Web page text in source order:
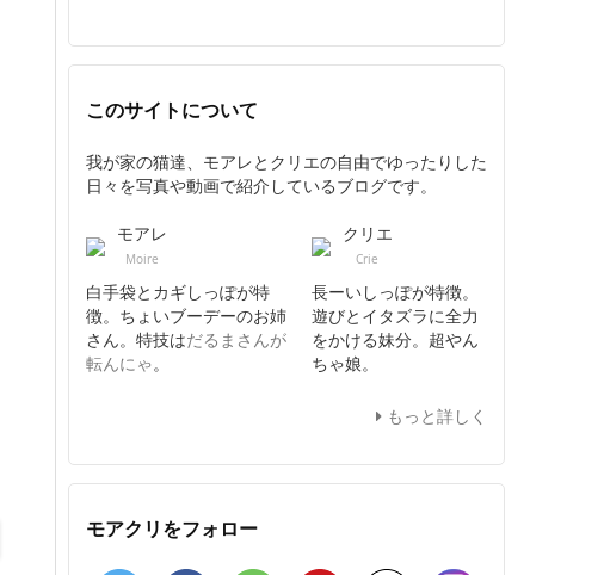
このサイトについて
我が家の猫達、モアレとクリエの自由でゆったりした
日々を写真や動画で紹介しているブログです。
モアレ
Moire
白手袋とカギしっぽが特
徴。ちょいブーデーのお姉
さん。特技はだるまさんが
転んにゃ。
クリエ
Crie
長ーいしっぽが特徴。
遊びとイタズラに全力
をかける妹分。超やん
ちゃ娘。
もっと詳しく
モアクリをフォロー